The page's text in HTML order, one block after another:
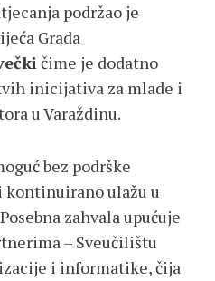
podržao je
Grada
čime je dodatno
inicijativa za mlade i
u Varaždinu.
bez podrške
kontinuirano ulažu u
zahvala upućuje
– Sveučilištu
i informatike, čija